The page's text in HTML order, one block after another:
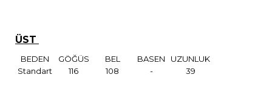
ÜST
BEDEN GÖĞÜS BEL BASEN
UZUNLUK
Standart
116 108 - 39